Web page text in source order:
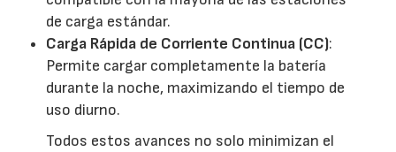
de carga estándar.
Carga Rápida de Corriente Continua (CC):
Permite cargar completamente la batería
durante la noche, maximizando el tiempo de
uso diurno.
Todos estos avances no solo minimizan el